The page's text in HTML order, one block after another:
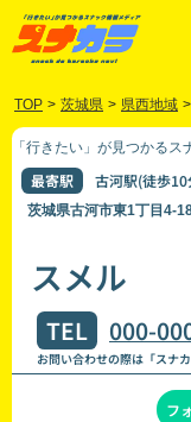
TOP > 茨城県 > 県西地域 >
「行きたい」が見つかる
最寄駅 古河駅(徒歩10
茨城県古河市東1丁目4-
スメル
TEL 000-
お問い合わせの際は「スナ
フ